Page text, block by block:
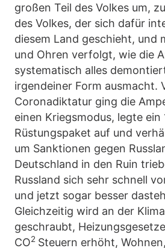
großen Teil des Volkes um,
des Volkes, der sich dafür
diesem Land geschieht, und
und Ohren verfolgt, wie die
systematisch alles
irgendeiner Form ausmacht.
Coronadiktatur ging die
einen Kriegsmodus, legte ein
Rüstungspaket auf und
um Sanktionen gegen
Deutschland in den Ruin
Russland sich sehr schnell
und jetzt sogar besser
Gleichzeitig wird an der
geschraubt,
CO2 Steuern erhöht,